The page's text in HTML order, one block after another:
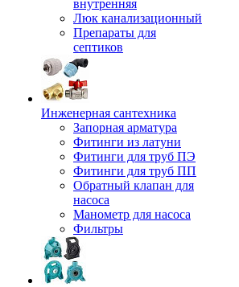
внутренняя
Люк канализационный
Препараты для
септиков
Инженерная сантехника
Запорная арматура
Фитинги из латуни
Фитинги для труб ПЭ
Фитинги для труб ПП
Обратный клапан для
насоса
Манометр для насоса
Фильтры